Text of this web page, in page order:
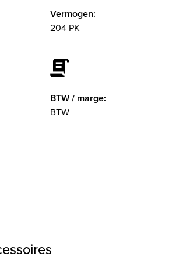
Vermogen:
204 PK
BTW / marge:
BTW